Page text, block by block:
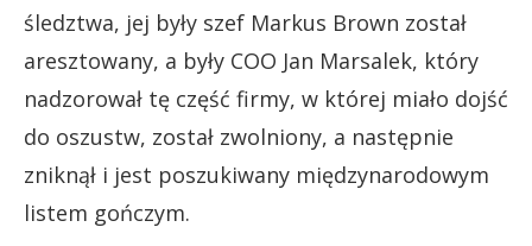
śledztwa, jej były szef Markus Brown został
aresztowany, a były COO Jan Marsalek, który
nadzorował tę część firmy, w której miało dojść
do oszustw, został zwolniony, a następnie
zniknął i jest poszukiwany międzynarodowym
listem gończym.